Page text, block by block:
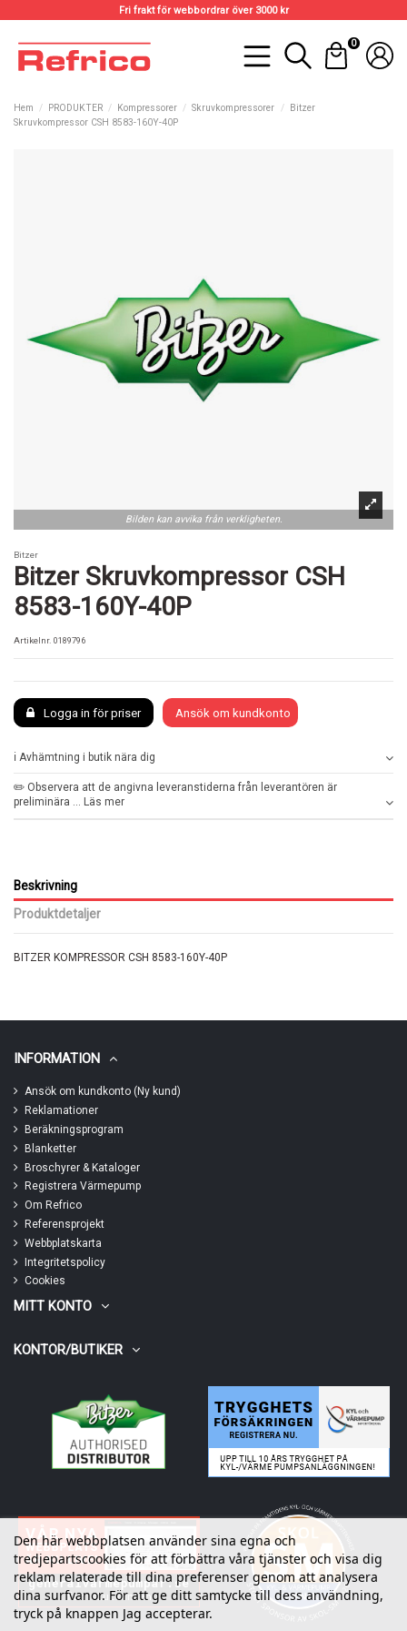
Fri frakt för webbordrar över 3000 kr
0
Hem PRODUKTER Kompressorer Skruvkompressorer
Bitzer
Skruvkompressor CSH 8583-160Y-40P
Bilden kan avvika från verkligheten.
Bitzer
Bitzer Skruvkompressor CSH
8583-160Y-40P
Artikelnr. 0189796
Logga in för priser Ansök om kundkonto
ℹ️ Avhämtning i butik nära dig
✏️ Observera att de angivna leveranstiderna från leverantören är
preliminära ... Läs mer
Beskrivning
Produktdetaljer
BITZER KOMPRESSOR CSH 8583-160Y-40P
INFORMATION
Ansök om kundkonto (Ny kund)
Reklamationer
Beräkningsprogram
Blanketter
Broschyrer & Kataloger
Registrera Värmepump
Om Refrico
Referensprojekt
Webbplatskarta
Integritetspolicy
Cookies
MITT KONTO
KONTOR/BUTIKER
Den här webbplatsen använder sina egna och
tredjepartscookies för att förbättra våra tjänster och visa dig
reklam relaterade till dina preferenser genom att analysera
dina surfvanor. För att ge ditt samtycke till dess användning,
tryck på knappen Jag accepterar.